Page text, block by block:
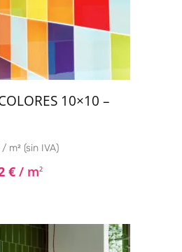
10×10 –
m² (sin IVA)
€ / m2